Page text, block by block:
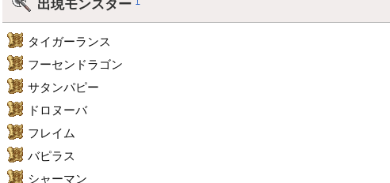
出現モンスター
タイガーランス
フーセンドラゴン
サタンパピー
ドロヌーバ
フレイム
バピラス
シャーマン